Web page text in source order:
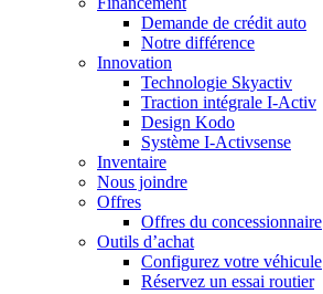
Demande de crédit auto
Notre différence
Innovation
Technologie Skyactiv
Traction intégrale I-Activ
Design Kodo
Système I-Activsense
Inventaire
Nous joindre
Offres
Offres du concessionnaire
Outils d’achat
Configurez votre véhicule
Réservez un essai routier